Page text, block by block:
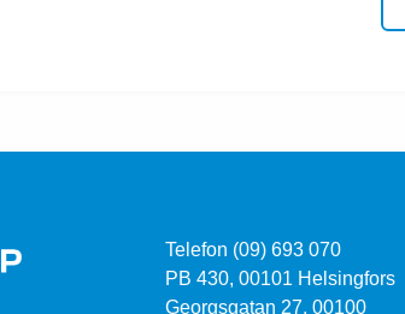
Telefon (09) 693 070
PB 430, 00101 Helsingfors
Georgsgatan 27, 00100